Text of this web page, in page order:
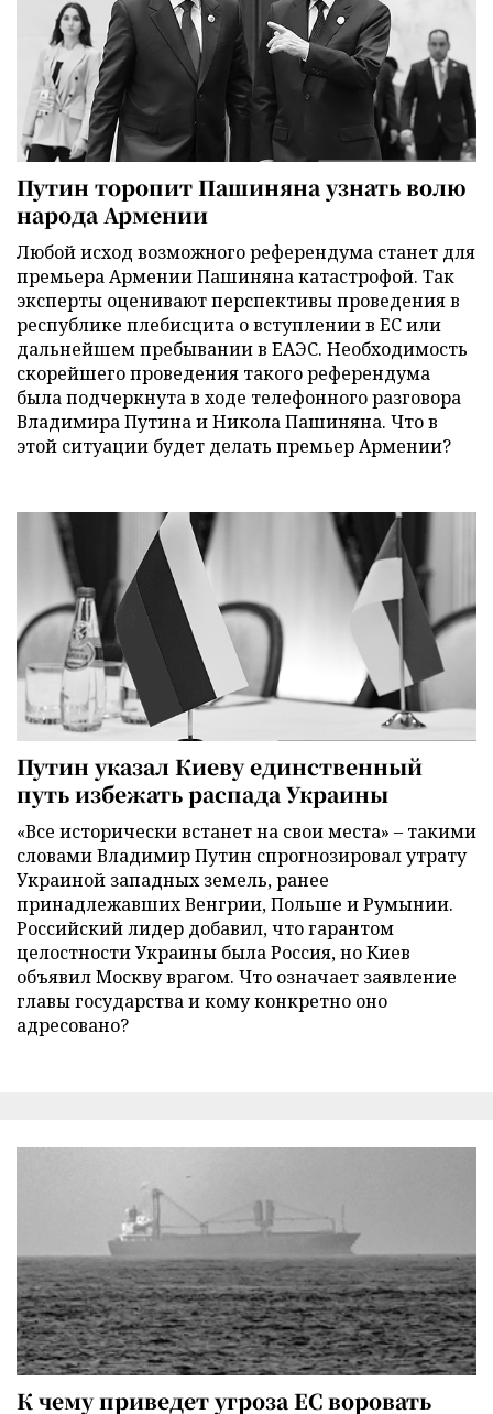
Путин торопит Пашиняна узнать волю
народа Армении
Любой исход возможного референдума станет для
премьера Армении Пашиняна катастрофой. Так
эксперты оценивают перспективы проведения в
республике плебисцита о вступлении в ЕС или
дальнейшем пребывании в ЕАЭС. Необходимость
скорейшего проведения такого референдума
была подчеркнута в ходе телефонного разговора
Владимира Путина и Никола Пашиняна. Что в
этой ситуации будет делать премьер Армении?
Путин указал Киеву единственный
путь избежать распада Украины
«Все исторически встанет на свои места» – такими
словами Владимир Путин спрогнозировал утрату
Украиной западных земель, ранее
принадлежавших Венгрии, Польше и Румынии.
Российский лидер добавил, что гарантом
целостности Украины была Россия, но Киев
объявил Москву врагом. Что означает заявление
главы государства и кому конкретно оно
адресовано?
К чему приведет угроза ЕС воровать